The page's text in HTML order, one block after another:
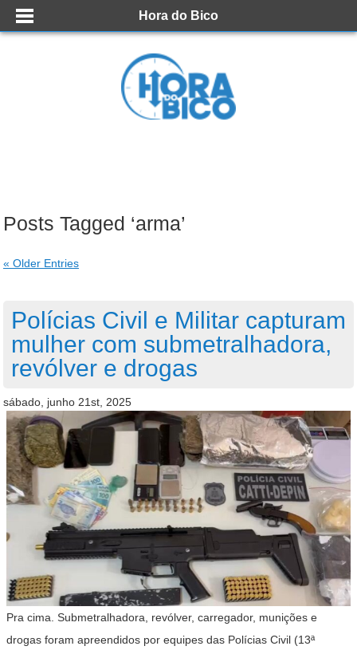
Hora do Bico
Posts Tagged ‘arma’
« Older Entries
Polícias Civil e Militar capturam
mulher com submetralhadora,
revólver e drogas
sábado, junho 21st, 2025
Pra cima. Submetralhadora, revólver, carregador, munições e
drogas foram apreendidos por equipes das Polícias Civil (13ª